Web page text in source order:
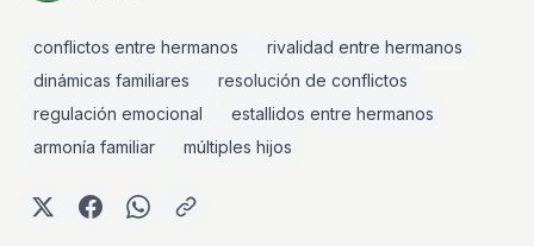
conflictos entre hermanos
rivalidad entre hermanos
dinámicas familiares
resolución de conflictos
regulación emocional
estallidos entre hermanos
armonía familiar
múltiples hijos